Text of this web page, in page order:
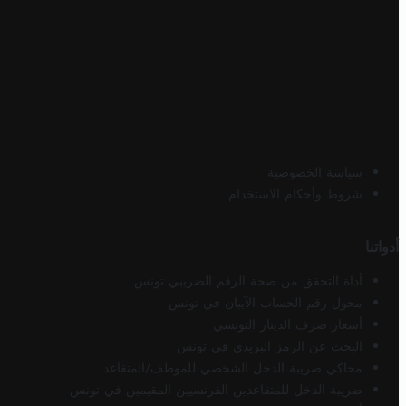
سياسة الخصوصية
شروط وأحكام الاستخدام
أدواتنا
أداة التحقق من صحة الرقم الضريبي تونس
محول رقم الحساب الآيبان في تونس
أسعار صرف الدينار التونسي
البحث عن الرمز البريدي في تونس
محاكي ضريبة الدخل الشخصي للموظف/المتقاعد
ضريبة الدخل للمتقاعدين الفرنسيين المقيمين في تونس